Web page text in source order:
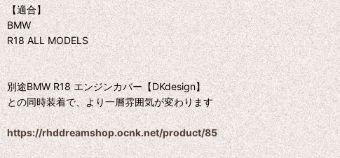
【適合】
BMW
R18 ALL MODELS
別途BMW R18 エンジンカバー【DKdesign】
との同時装着で、より一層雰囲気が変わります
https://rhddreamshop.ocnk.net/product/85